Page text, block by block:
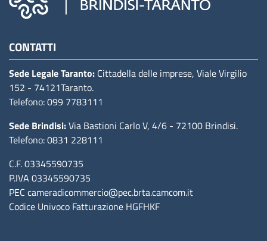
CONTATTI
Sede Legale Taranto: Cittadella delle imprese, Viale Virgilio
152 - 74121Taranto.
Telefono: 099 7783111
Sede Brindisi:Via Bastioni Carlo V, 4/6 - 72100 Brindisi.
Telefono: 0831 228111
C.F. 03345590735
P.IVA 03345590735
PEC cameradicommercio@pec.brta.camcom.it
Codice Univoco Fatturazione HGFHKF